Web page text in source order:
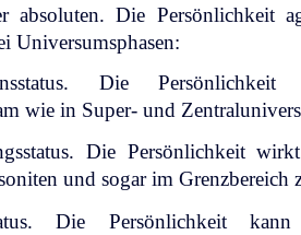
absoluten. Die Persönlichkeit
Universumsphasen:
Die
wie in Super- und
Die Persönlichkeit
und sogar im Grenzbereich
Die Persönlichkeit